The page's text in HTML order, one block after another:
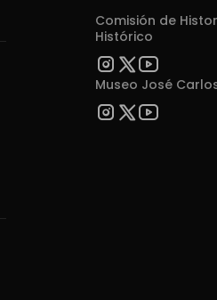
Comisión de
Histórico
Museo José